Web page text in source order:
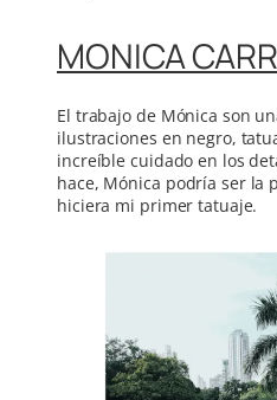
MONICA
El trabajo de Mónica son
ilustraciones en negro,
increíble cuidado en los
hace, Mónica podría ser la
hiciera mi primer tatuaje.